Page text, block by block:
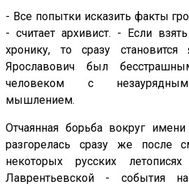
- Все попытки исказить факты
- считает архивист. - Если
хронику, то сразу становится
Ярославович был
человеком с незаурядным
мышлением.
Отчаянная борьба вокруг имени
разгорелась сразу же после
некоторых русских
Лаврентьевской - события